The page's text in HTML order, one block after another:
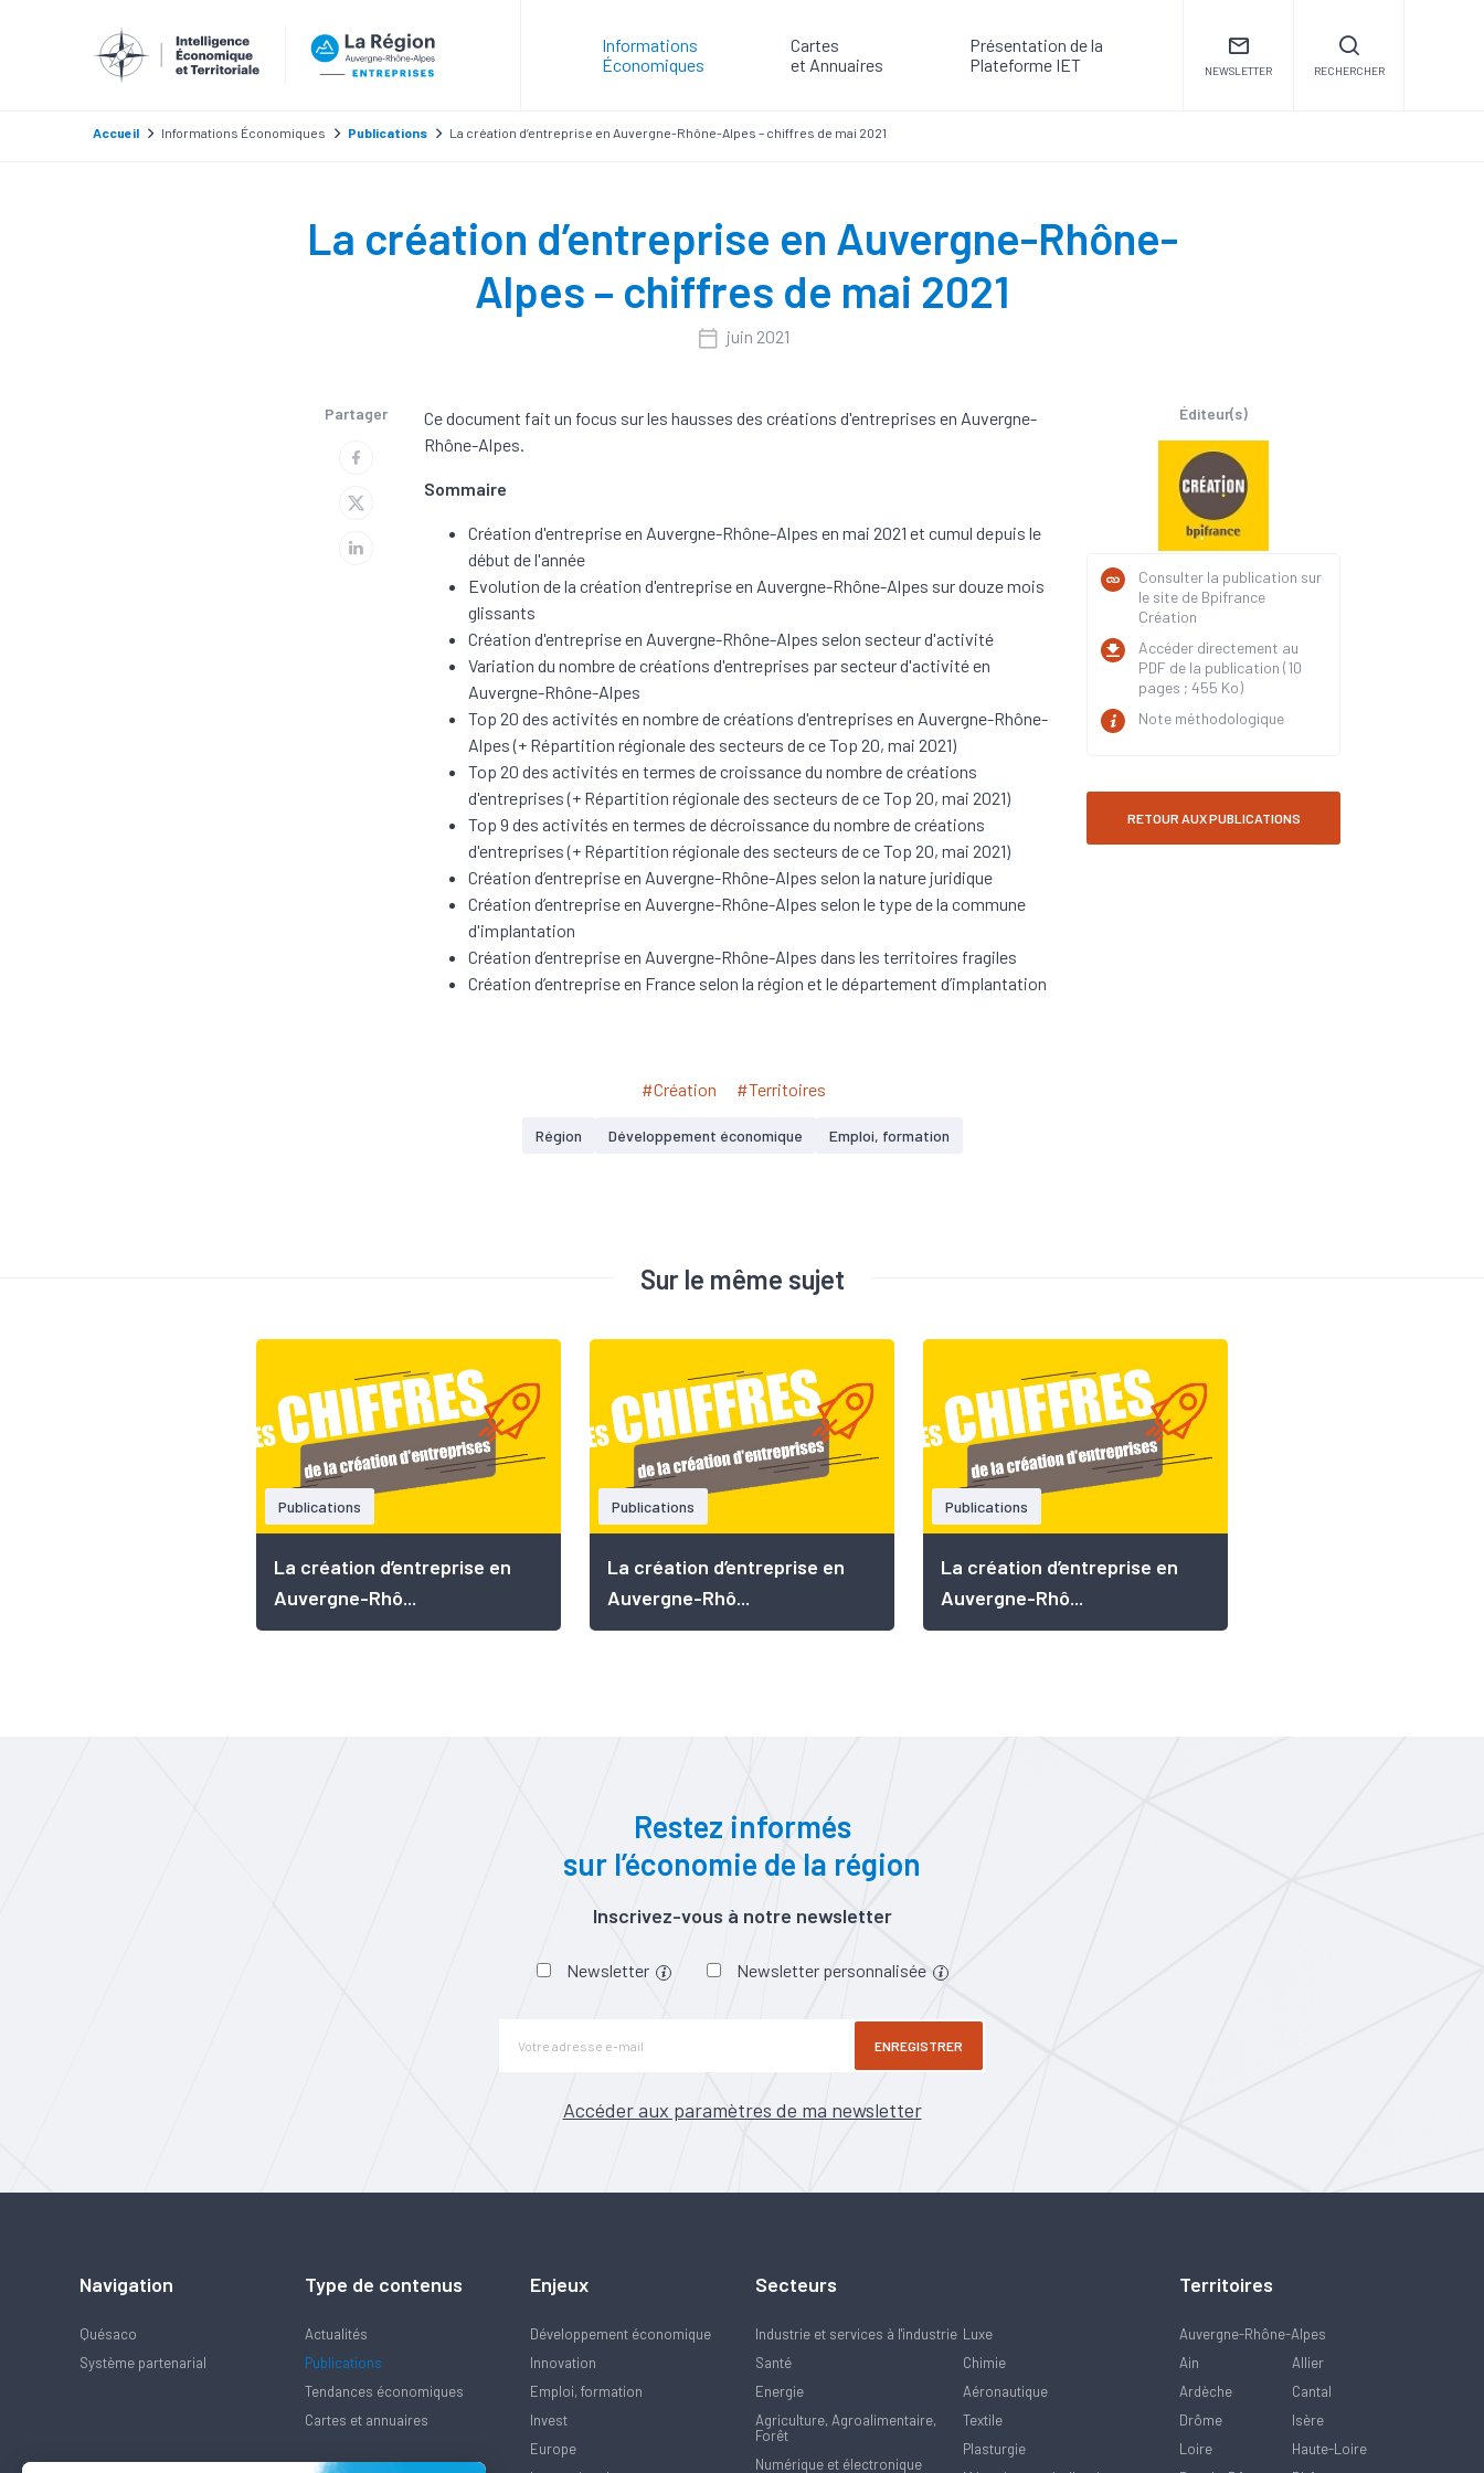
Informations
Économiques
Cartes
et Annuaires
Présentation de la
Plateforme IET
NEWSLETTER RECHERCHER
Accueil Informations Économiques Publications La création d’entreprise en Auvergne-Rhône-Alpes – chiffres de mai 2021
La création d’entreprise en Auvergne-Rhône-
Alpes – chiffres de mai 2021
juin 2021
Partager
Ce document fait un focus sur les hausses des créations d'entreprises en Auvergne-
Rhône-Alpes.
Sommaire
Création d'entreprise en Auvergne-Rhône-Alpes en mai 2021 et cumul depuis le
début de l'année
Evolution de la création d'entreprise en Auvergne-Rhône-Alpes sur douze mois
glissants
Création d'entreprise en Auvergne-Rhône-Alpes selon secteur d'activité
Variation du nombre de créations d'entreprises par secteur d'activité en
Auvergne-Rhône-Alpes
Top 20 des activités en nombre de créations d'entreprises en Auvergne-Rhône-
Alpes (+ Répartition régionale des secteurs de ce Top 20, mai 2021)
Top 20 des activités en termes de croissance du nombre de créations
d'entreprises (+ Répartition régionale des secteurs de ce Top 20, mai 2021)
Top 9 des activités en termes de décroissance du nombre de créations
d'entreprises (+ Répartition régionale des secteurs de ce Top 20, mai 2021)
Création d’entreprise en Auvergne-Rhône-Alpes selon la nature juridique
Création d’entreprise en Auvergne-Rhône-Alpes selon le type de la commune
d'implantation
Création d’entreprise en Auvergne-Rhône-Alpes dans les territoires fragiles
Création d’entreprise en France selon la région et le département d’implantation
Éditeur(s)
Consulter la publication sur
le site de Bpifrance
Création
Accéder directement au
PDF de la publication (10
pages ; 455 Ko)
Note méthodologique
RETOUR AUX PUBLICATIONS
#Création #Territoires
Région Développement économique Emploi, formation
Sur le même sujet
Publications
La création d’entreprise en
Auvergne-Rhô...
Publications
La création d’entreprise en
Auvergne-Rhô...
Publications
La création d’entreprise en
Auvergne-Rhô...
Restez informés
sur l’économie de la région
Inscrivez-vous à notre newsletter
Newsletter Newsletter personnalisée
ENREGISTRER
Accéder aux paramètres de ma newsletter
Navigation
Quésaco
Système partenarial
Type de contenus
Actualités
Publications
Tendances économiques
Cartes et annuaires
Enjeux
Développement économique
Innovation
Emploi, formation
Invest
Europe
Secteurs
Industrie et services à l'industrie
Santé
Energie
Agriculture, Agroalimentaire,
Forêt
Numérique et électronique
Luxe
Chimie
Aéronautique
Textile
Plasturgie
Territoires
Auvergne-Rhône-Alpes
Ain
Allier
Ardèche
Cantal
Drôme
Isère
Loire
Haute-Loire